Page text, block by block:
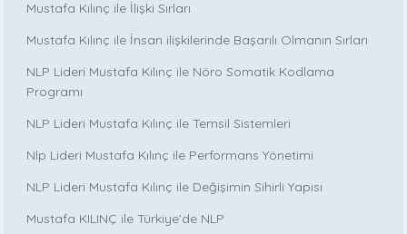
Mustafa Kılınç ile İlişki Sırları
Mustafa Kılınç ile İnsan ilişkilerinde Başarılı Olmanın Sırları
NLP Lideri Mustafa Kılınç ile Nöro Somatik Kodlama
Programı
NLP Lideri Mustafa Kılınç ile Temsil Sistemleri
Nlp Lideri Mustafa Kılınç ile Performans Yönetimi
NLP Lideri Mustafa Kılınç ile Değişimin Sihirli Yapısı
Mustafa KILINÇ ile Türkiye’de NLP